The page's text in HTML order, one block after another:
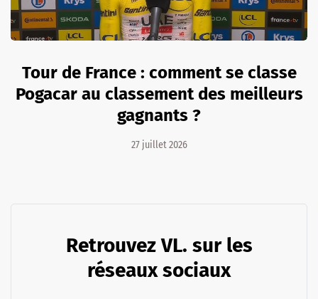
Tour de France : comment se classe
Pogacar au classement des meilleurs
gagnants ?
27 juillet 2026
Retrouvez VL. sur les
réseaux sociaux